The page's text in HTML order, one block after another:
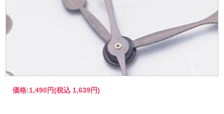
価格:1,490円(税込 1,639円)